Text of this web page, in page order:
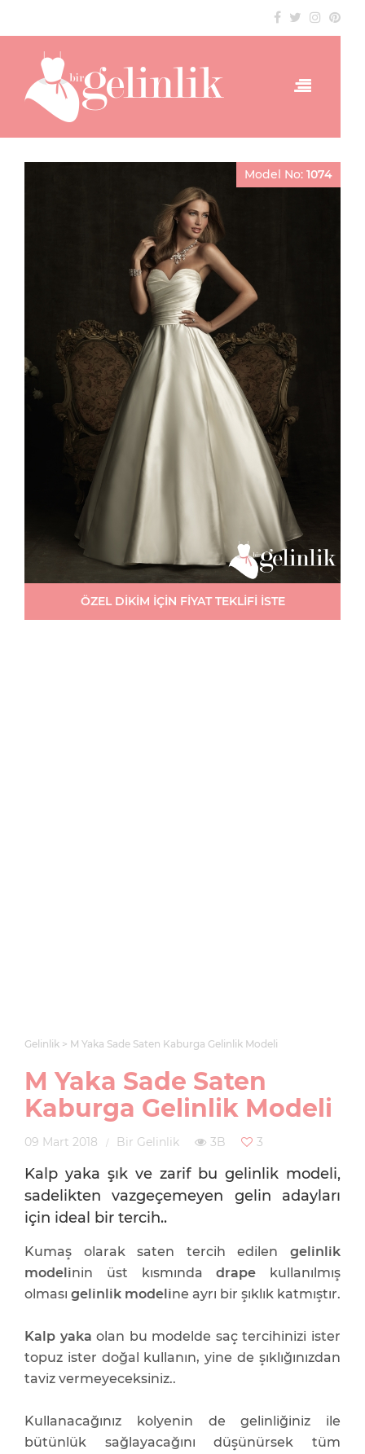
Model No: 1074
ÖZEL DİKİM İÇİN FİYAT TEKLİFİ İSTE
Gelinlik M Yaka Sade Saten Kaburga Gelinlik Modeli
M Yaka Sade Saten
Kaburga Gelinlik Modeli
09 Mart 2018 Bir Gelinlik 3B 3
Kalp yaka şık ve zarif bu gelinlik modeli,
sadelikten vazgeçemeyen gelin adayları
için ideal bir tercih..
Kumaş olarak saten tercih edilen gelinlik
modelinin üst kısmındadrape kullanılmış
olması gelinlik modeline ayrı bir şıklık katmıştır.
Kalp yaka olan bu modelde saç tercihinizi ister
topuz ister doğal kullanın, yine de şıklığınızdan
taviz vermeyeceksiniz..
Kullanacağınız kolyenin de gelinliğiniz ile
bütünlük sağlayacağını düşünürsek tüm